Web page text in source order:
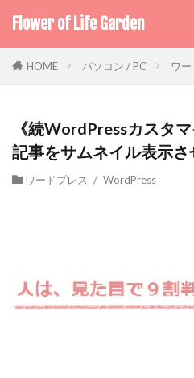
Flower of Life Garden
HOME パソコン / PC ワ
《続WordPressカスタ
記事をサムネイル表示さ
ワードプレス / WordPress